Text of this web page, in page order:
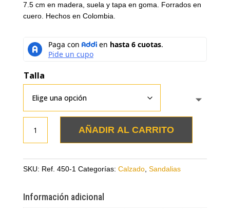
7.5 cm en madera, suela y tapa en goma. Forrados en
cuero. Hechos en Colombia.
Talla
cuero
grabado
en
AÑADIR AL CARRITO
SKU: Ref. 450-1 Categorías: Calzado, Sandalias
Información adicional